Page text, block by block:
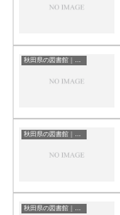
秋田県の図書館｜勉強できる場所
秋田県の図書館｜勉強できる場所
秋田県の図書館｜勉強できる場所